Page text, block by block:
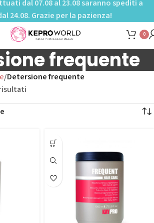
dal 07.08 al 23.08 saranno spediti a
24.08. Grazie per la pazienza!
0
frequente
Detersione frequente